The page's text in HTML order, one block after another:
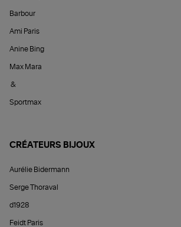
Barbour
Ami Paris
Anine Bing
Max Mara
&
Sportmax
CRÉATEURS BIJOUX
Aurélie Bidermann
Serge Thoraval
d1928
Feidt Paris